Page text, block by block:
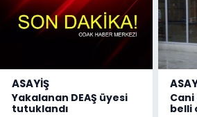
ASAYİŞ
Yakalanan DEAŞ üyesi
tutuklandı
Cani
belli